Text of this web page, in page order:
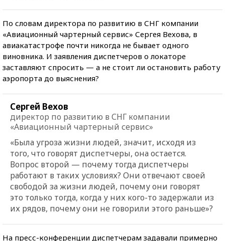
По словам директора по развитию в СНГ компании
«Авиационный чартерный сервис» Сергея Вехова, в
авиакатастрофе почти никогда не бывает одного
виновника. И заявления диспетчеров о локаторе
заставляют спросить — а не стоит ли остановить работу
аэропорта до выяснения?
Сергей Вехов
директор по развитию в СНГ компании
«Авиационный чартерный сервис»
«Была угроза жизни людей, значит, исходя из
того, что говорят диспетчеры, она остается.
Вопрос второй — почему тогда диспетчеры
работают в таких условиях? Они отвечают своей
свободой за жизни людей, почему они говорят
это только тогда, когда у них кого-то задержали из
их рядов, почему они не говорили этого раньше»?
На пресс-конференции диспетчерам задавали примерно